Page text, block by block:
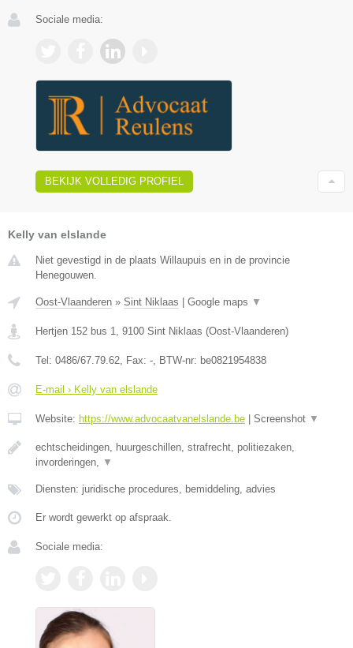
Sociale media:
BEKIJK VOLLEDIG PROFIEL
Kelly van elslande
Niet gevestigd in de plaats Willaupuis en in de provincie
Henegouwen.
Oost-Vlaanderen » Sint Niklaas Google maps ▼
Hertjen 152 bus 1, 9100 Sint Niklaas (Oost-Vlaanderen)
Tel: 0486/67.79.62, Fax: -, BTW-nr: be0821954838
E-mail › Kelly van elslande
Website: https://www.advocaatvanelslande.be Screenshot ▼
echtscheidingen, huurgeschillen, strafrecht, politiezaken,
invorderingen, ▼
Diensten: juridische procedures, bemiddeling, advies
Er wordt gewerkt op afspraak.
Sociale media: